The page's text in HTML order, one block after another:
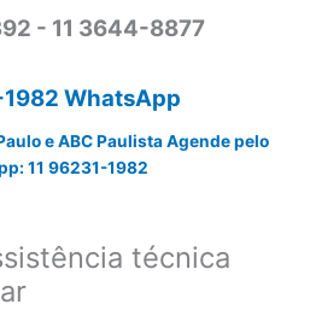
- 11 3644-8877
1982 WhatsApp
e ABC Paulista Agende pelo
11 96231-1982
técnica